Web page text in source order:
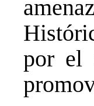
por el